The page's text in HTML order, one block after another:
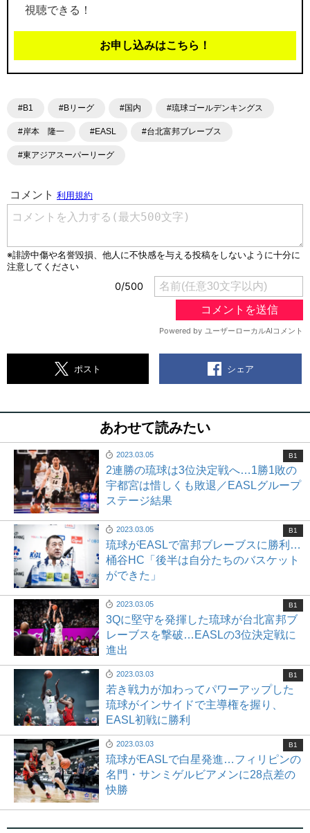
視聴できる！
お申し込みはこちら！
#B1 #Bリーグ #国内 #琉球ゴールデンキングス
#岸本 隆一 #EASL #台北富邦ブレーブス
#東アジアスーパーリーグ
ポスト シェア
あわせて読みたい
2023.03.05
2連勝の琉球は3位決定戦へ…1勝1敗の
宇都宮は惜しくも敗退／EASLグループ
ステージ結果
B1
2023.03.05
琉球がEASLで富邦ブレーブスに勝利…
桶谷HC「後半は自分たちのバスケット
ができた」
B1
2023.03.05
3Qに堅守を発揮した琉球が台北富邦ブ
レーブスを撃破…EASLの3位決定戦に
進出
B1
2023.03.03
若き戦力が加わってパワーアップした
琉球がインサイドで主導権を握り、
EASL初戦に勝利
B1
2023.03.03
琉球がEASLで白星発進…フィリピンの
名門・サンミゲルビアメンに28点差の
快勝
B1